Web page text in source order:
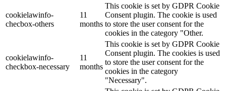
cookielawinfo-
checbox-others
11
months
This cookie is set by GDPR Cookie
Consent plugin. The cookie is used
to store the user consent for the
cookies in the category "Other.
cookielawinfo-
checkbox-necessary
11
months
This cookie is set by GDPR Cookie
Consent plugin. The cookies is used
to store the user consent for the
cookies in the category
"Necessary".